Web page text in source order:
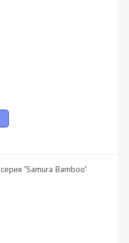
"Samura Bamboo"